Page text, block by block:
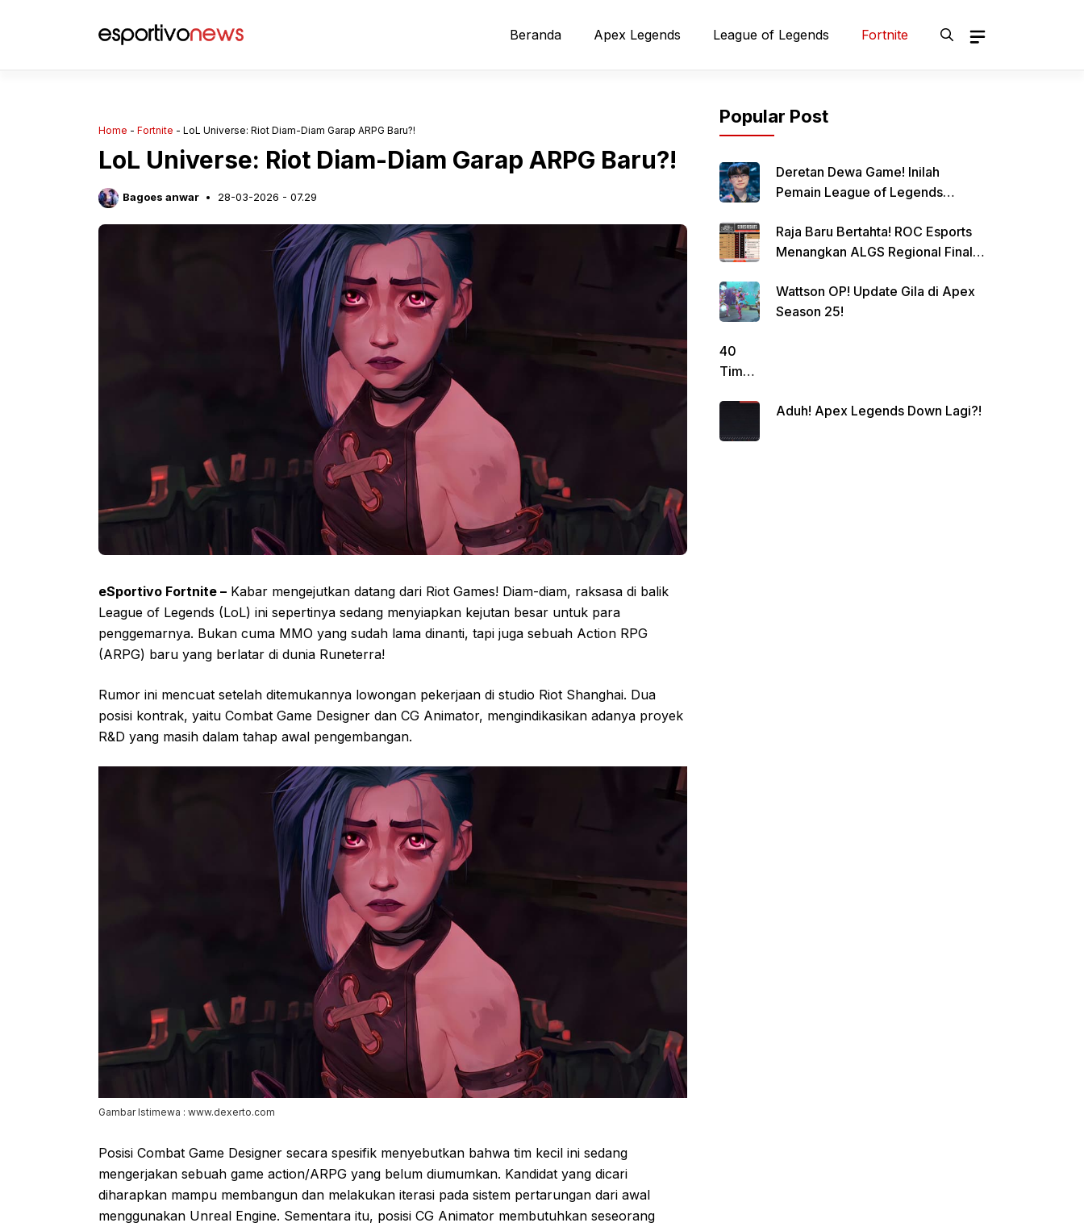
Beranda Apex Legends League of Legends Fortnite
Home - Fortnite - LoL Universe: Riot Diam-Diam Garap ARPG Baru?!
LoL Universe: Riot Diam-Diam Garap ARPG Baru?!
Bagoes anwar 28-03-2026 - 07.29
eSportivo Fortnite – Kabar mengejutkan datang dari Riot Games! Diam-diam, raksasa di balik
League of Legends (LoL) ini sepertinya sedang menyiapkan kejutan besar untuk para
penggemarnya. Bukan cuma MMO yang sudah lama dinanti, tapi juga sebuah Action RPG
(ARPG) baru yang berlatar di dunia Runeterra!
Rumor ini mencuat setelah ditemukannya lowongan pekerjaan di studio Riot Shanghai. Dua
posisi kontrak, yaitu Combat Game Designer dan CG Animator, mengindikasikan adanya proyek
R&D yang masih dalam tahap awal pengembangan.
Gambar Istimewa : www.dexerto.com
Posisi Combat Game Designer secara spesifik menyebutkan bahwa tim kecil ini sedang
mengerjakan sebuah game action/ARPG yang belum diumumkan. Kandidat yang dicari
diharapkan mampu membangun dan melakukan iterasi pada sistem pertarungan dari awal
menggunakan Unreal Engine. Sementara itu, posisi CG Animator membutuhkan seseorang
Popular Post
Deretan Dewa Game! Inilah
Pemain League of Legends
Jagoanmu?
Raja Baru Bertahta! ROC Esports
Menangkan ALGS Regional Finals
Wattson OP! Update Gila di Apex
Season 25!
40
Tim
Aduh! Apex Legends Down Lagi?!